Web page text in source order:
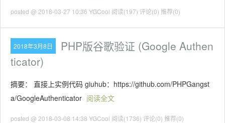
posted @ 2018-03-27 10:36 YGCool 阅读(197) 评论(0) 推荐(0)
2018年3月8日
PHP版谷歌验证 (Google Authen
ticator)
摘要： 直接上实例代码 giuhub：https://github.com/PHPGangst
a/GoogleAuthenticator 阅读全文
posted @ 2018-03-08 14:38 YGCool 阅读(1736) 评论(0) 推荐(0)